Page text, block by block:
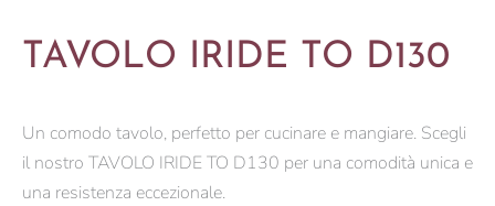
TAVOLO IRIDE TO D130
Un comodo tavolo, perfetto per cucinare e mangiare. Scegli
il nostro TAVOLO IRIDE TO D130 per una comodità unica e
una resistenza eccezionale.